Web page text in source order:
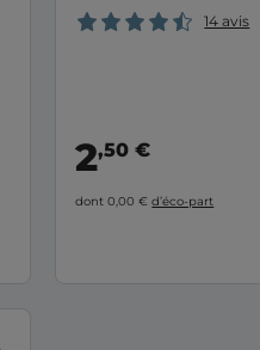
14 avis
2,50 €
dont 0,00 €d’éco-part